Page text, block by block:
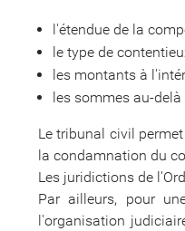
l'étendue de la
le type de
les montants à
les sommes au-
Le tribunal civil
la condamnation du
Les juridictions de
Par ailleurs, pour
l'organisation